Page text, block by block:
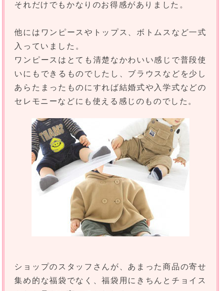
それだけでもかなりのお得感がありました。
他にはワンピースやトップス、ボトムスなど一式
入っていました。
ワンピースはとても清楚なかわいい感じで普段使
いにもできるものでしたし、ブラウスなどを少し
あらたまったものにすれば結婚式や入学式などの
セレモニーなどにも使える感じのものでした。
ショップのスタッフさんが、あまった商品の寄せ
集め的な福袋でなく、福袋用にきちんとチョイス